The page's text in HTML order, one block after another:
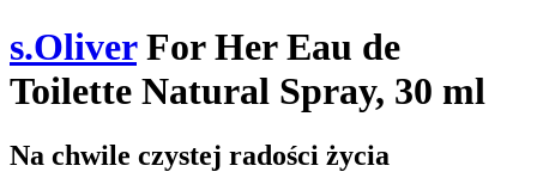
s.OliverFor Her Eau de
Toilette Natural Spray, 30 ml
Na chwile czystej radości życia